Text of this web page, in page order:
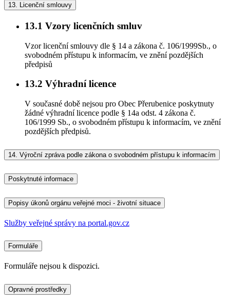
13. Licenční smlouvy
13.1 Vzory licenčních smluv
Vzor licenční smlouvy dle § 14 a zákona č. 106/1999Sb., o
svobodném přístupu k informacím, ve znění pozdějších
předpisů
13.2 Výhradní licence
V současné době nejsou pro Obec Přerubenice poskytnuty
žádné výhradní licence podle § 14a odst. 4 zákona č.
106/1999 Sb., o svobodném přístupu k informacím, ve znění
pozdějších předpisů.
14. Výroční zpráva podle zákona o svobodném přístupu k informacím
Poskytnuté informace
Popisy úkonů orgánu veřejné moci - životní situace
Služby veřejné správy na portal.gov.cz
Formuláře
Formuláře nejsou k dispozici.
Opravné prostředky